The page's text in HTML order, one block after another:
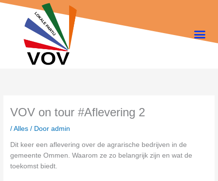
Ga
VOV on tour #Aflevering 2
/Alles / Dooradmin
Dit keer een aflevering over de agrarische bedrijven in de
gemeente Ommen. Waarom ze zo belangrijk zijn en wat de
toekomst biedt.